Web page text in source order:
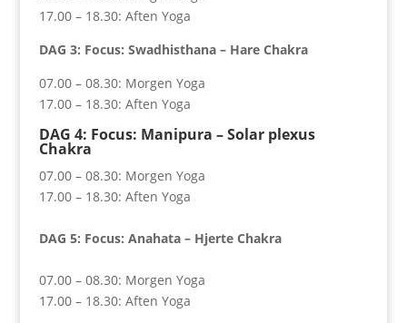
17.00 – 18.30: Aften Yoga
DAG 3: Focus: Swadhisthana – Hare Chakra
07.00 – 08.30: Morgen Yoga
17.00 – 18.30: Aften Yoga
DAG 4: Focus: Manipura – Solar plexus
Chakra
07.00 – 08.30: Morgen Yoga
17.00 – 18.30: Aften Yoga
DAG 5: Focus: Anahata – Hjerte Chakra
07.00 – 08.30: Morgen Yoga
17.00 – 18.30: Aften Yoga